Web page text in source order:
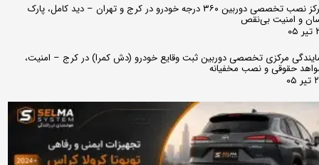
مرکز نصب تخصصی دوربین ۳۶۰ درجه خودرو در کرج و تهران – دید کامل، پارک
و امنیت بی‌نقص
مرکزی تخصصی دوربین ثبت وقایع خودرو (دش کمرا) در کرج – امنیت،
حقوقی و نصب مخفیانه